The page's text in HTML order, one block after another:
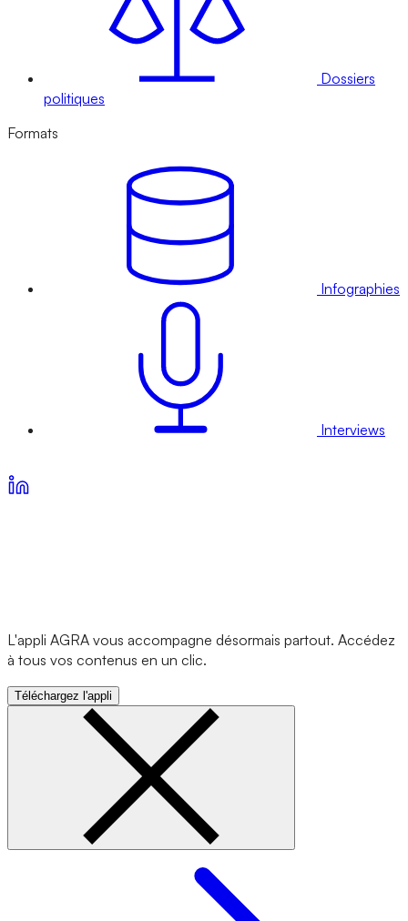
Dossiers
politiques
Formats
Infographies
Interviews
L'appli AGRA vous accompagne désormais partout. Accédez
à tous vos contenus en un clic.
Téléchargez l'appli